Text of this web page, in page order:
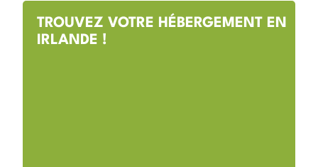
TROUVEZ VOTRE HÉBERGEMENT EN
IRLANDE !